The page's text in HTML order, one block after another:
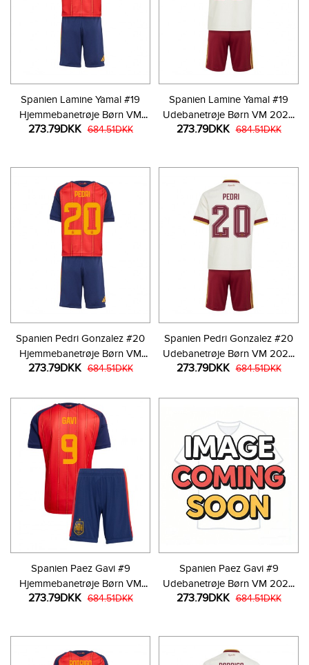
Spanien Lamine Yamal #19
Hjemmebanetrøje Børn VM
2026 Kortærmet (+ Korte
273.79DKK 684.51DKK
Spanien Lamine Yamal #19
Udebanetrøje Børn VM 2026
Kortærmet (+ Korte bukser)
273.79DKK 684.51DKK
Spanien Pedri Gonzalez #20
Hjemmebanetrøje Børn VM
2026 Kortærmet (+ Korte
273.79DKK 684.51DKK
Spanien Pedri Gonzalez #20
Udebanetrøje Børn VM 2026
Kortærmet (+ Korte bukser)
273.79DKK 684.51DKK
Spanien Paez Gavi #9
Hjemmebanetrøje Børn VM
2026 Kortærmet (+ Korte
273.79DKK 684.51DKK
Spanien Paez Gavi #9
Udebanetrøje Børn VM 2026
Kortærmet (+ Korte bukser)
273.79DKK 684.51DKK